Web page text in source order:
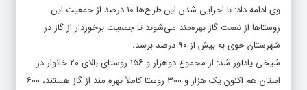
وی ادامه داد: با اجرایی شدن این طرح‌ها ۱۰ درصد از جمعیت این
روستاها از نعمت گاز بهره‌مند می‌شوند تا جمعیت برخوردار از گاز در
شهرستان خوی به بیش از ۹۰ درصد برسد.
شیخی یادآور شد: از مجموع دوهزار و ۱۵۶ روستای بالای ۲۰ خانوار در
استان هم اکنون یک هزار و ۳۰۰ روستا کاملاً بهره مند از گاز هستند، ۶۰۰